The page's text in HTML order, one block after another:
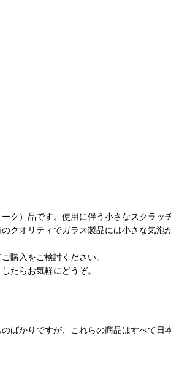
）品です。使用に伴う小さなスクラ
オリティでガラス製品には小さな気泡
購入をご検討ください。
たらお気軽にどうぞ。
かりですが、これらの商品はすべて